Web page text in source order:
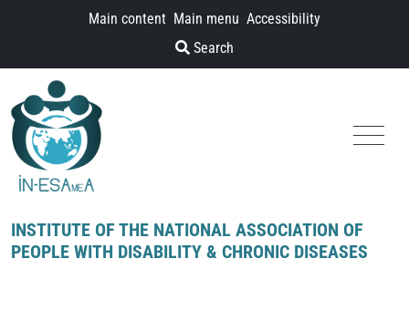
Main content Main menu Accessibility
Search
INSTITUTE OF THE NATIONAL ASSOCIATION OF
PEOPLE WITH DISABILITY & CHRONIC DISEASES